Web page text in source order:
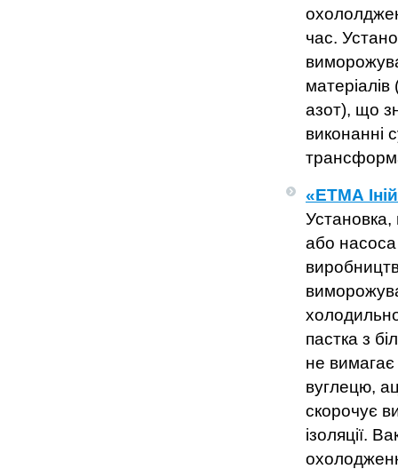
час.
азот), що
виконанні
«ЕТМА
Установка,
або
пастка з
не вимагає
вуглецю,
скорочує
ізоляції.